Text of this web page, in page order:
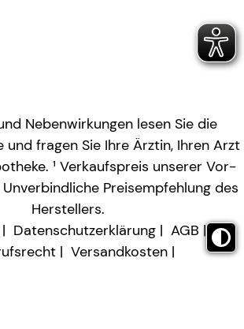
Nebenwirkungen lesen Sie die
und fragen Sie Ihre Ärztin, Ihren Arzt
¹ Verkaufspreis unserer Vor-
Preisempfehlung des
Herstellers.
Datenschutzerklärung
AGB
Versandkosten